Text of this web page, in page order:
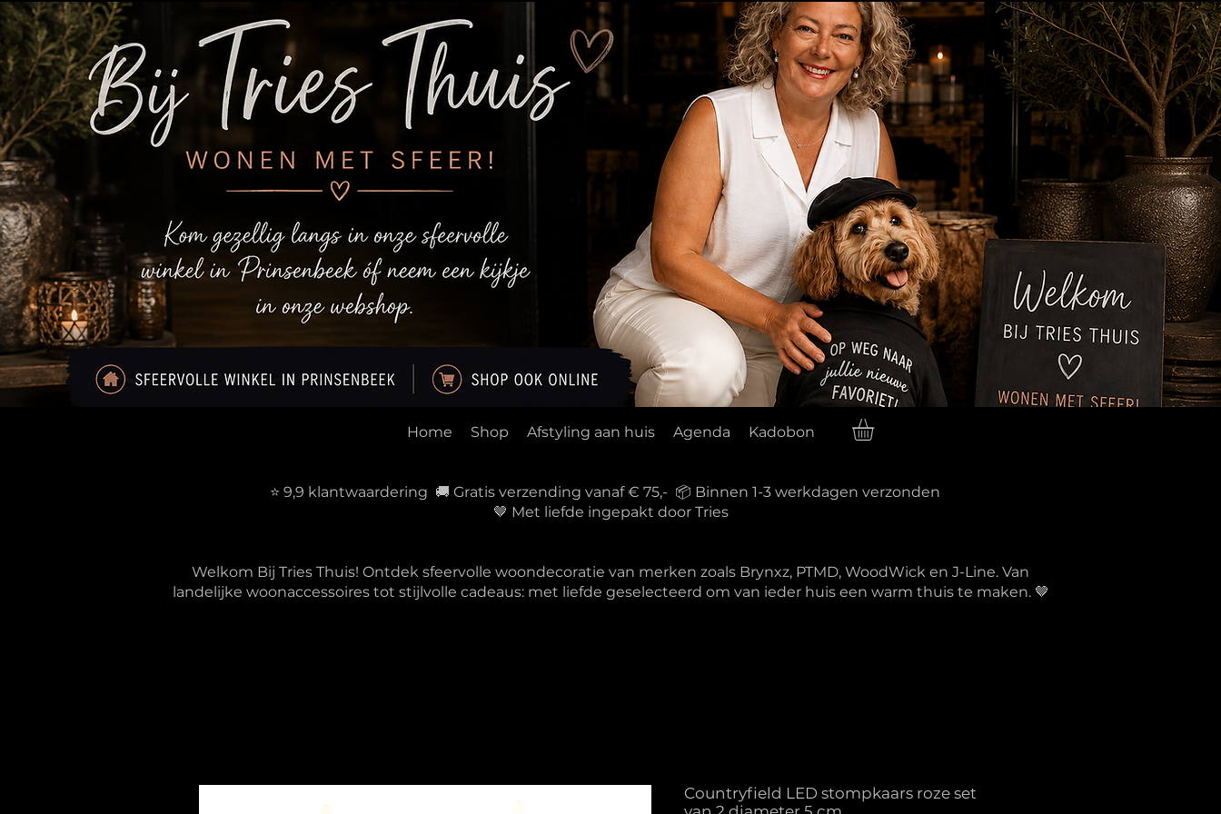
Home Shop Afstyling aan huis Agenda Kadobon
⭐ 9,9 klantwaardering 🚚 Gratis verzending vanaf € 75,- 📦 Binnen 1-3 werkdagen verzonden
🤎 Met liefde ingepakt door Tries
Welkom Bij Tries Thuis! Ontdek sfeervolle woondecoratie van merken zoals Brynxz, PTMD, WoodWick en J-Line. Van
landelijke woonaccessoires tot stijlvolle cadeaus: met liefde geselecteerd om van ieder huis een warm thuis te maken. 🤎
Countryfield LED stompkaars roze set